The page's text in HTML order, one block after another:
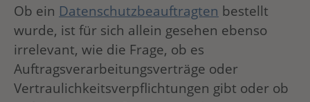
Ob ein Datenschutzbeauftragten bestellt
wurde, ist für sich allein gesehen ebenso
irrelevant, wie die Frage, ob es
Auftragsverarbeitungsverträge oder
Vertraulichkeitsverpflichtungen gibt oder ob